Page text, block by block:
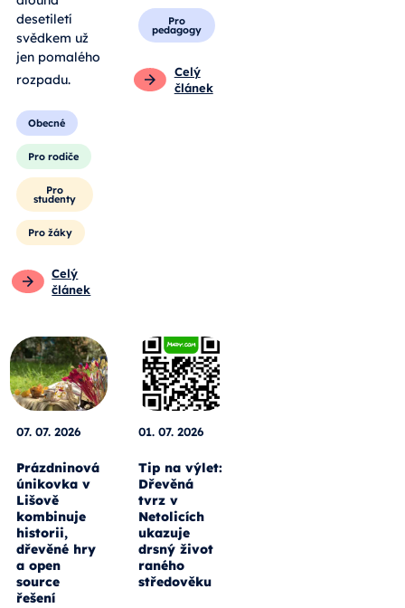
desetiletí
svědkem už
jen pomalého
rozpadu.
Obecné
Pro rodiče
Pro
studenty
Pro žáky
Celý
článek
Pro
pedagogy
Celý
článek
07. 07. 2026
Prázdninová
únikovka v
Lišově
kombinuje
historii,
dřevěné hry
a open
source
řešení
01. 07. 2026
Tip na výlet:
Dřevěná
tvrz v
Netolicích
ukazuje
drsný život
raného
středověku